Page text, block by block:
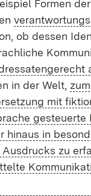
For­men
ob des­sen
in der Welt,
mit
hin­aus in
zu